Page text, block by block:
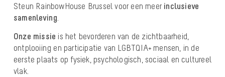
Steun RainbowHouse Brussel voor een meer inclusieve
samenleving.
Onze missie is het bevorderen van de zichtbaarheid,
ontplooiing en participatie van LGBTQIA+ mensen, in de
eerste plaats op fysiek, psychologisch, sociaal en cultureel
vlak.